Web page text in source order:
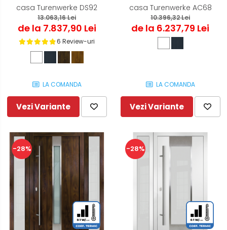
casa Turenwerke DS92
13.063,16 Lei
de la 7.837,90 Lei
6 Review-uri
LA COMANDA
Vezi Variante
casa Turenwerke AC68
10.396,32 Lei
de la 6.237,79 Lei
LA COMANDA
Vezi Variante
-28% -28%